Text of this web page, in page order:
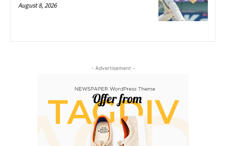
August 8, 2026
- Advertisement -